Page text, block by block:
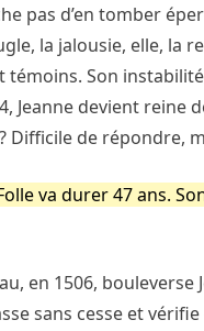
pas d’en tomber
la jalousie, elle, la
Son
Jeanne devient reine
Difficile de répondre,
va durer 47 ans.
en 1506,
sans cesse et